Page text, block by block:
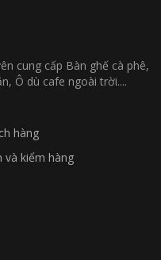
cung cấp Bàn ghế cà phê,
Ô dù cafe ngoài trời....
hàng
và kiểm hàng